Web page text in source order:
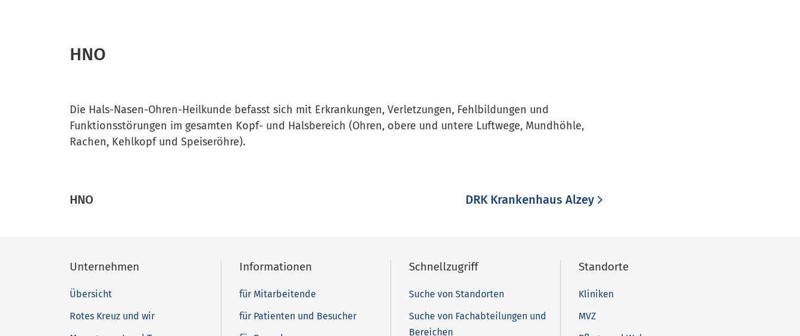
HNO
Die Hals-Nasen-Ohren-Heilkunde befasst sich mit Erkrankungen, Verletzungen, Fehlbildungen und
Funktionsstörungen im gesamten Kopf- und Halsbereich (Ohren, obere und untere Luftwege, Mundhöhle,
Rachen, Kehlkopf und Speiseröhre).
HNO DRK Krankenhaus Alzey
Unternehmen
Übersicht
Rotes Kreuz und wir
Informationen
für Mitarbeitende
für Patienten und Besucher
Schnellzugriff
Suche von Standorten
Suche von Fachabteilungen und
Bereichen
Standorte
Kliniken
MVZ